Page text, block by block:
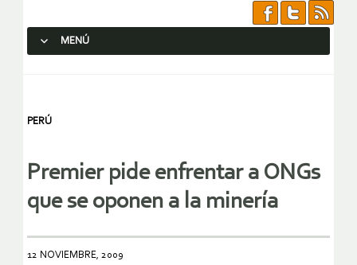
MENÚ
PERÚ
Premier pide enfrentar a ONGs
que se oponen a la minería
12 NOVIEMBRE, 2009